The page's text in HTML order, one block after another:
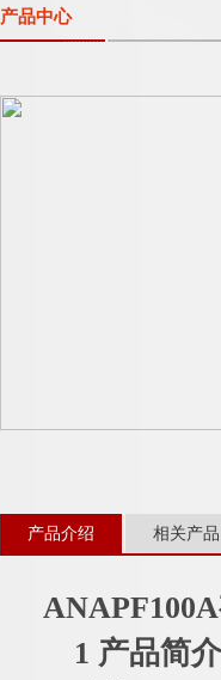
产品中心
产品介绍 相关产品
1 产品简介